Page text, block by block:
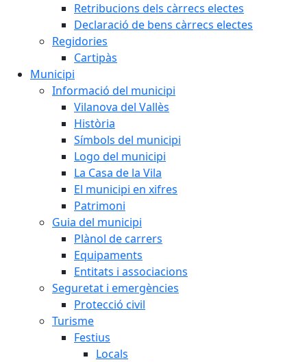
Retribucions dels càrrecs electes
Declaració de bens càrrecs electes
Regidories
Cartipàs
Municipi
Informació del municipi
Vilanova del Vallès
Història
Símbols del municipi
Logo del municipi
La Casa de la Vila
El municipi en xifres
Patrimoni
Guia del municipi
Plànol de carrers
Equipaments
Entitats i associacions
Seguretat i emergències
Protecció civil
Turisme
Festius
Locals